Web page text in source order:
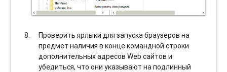
Проверить ярлыки для запуска браузеров на
предмет наличия в конце командной строки
дополнительных адресов Web сайтов и
убедиться, что они указывают на подлинный